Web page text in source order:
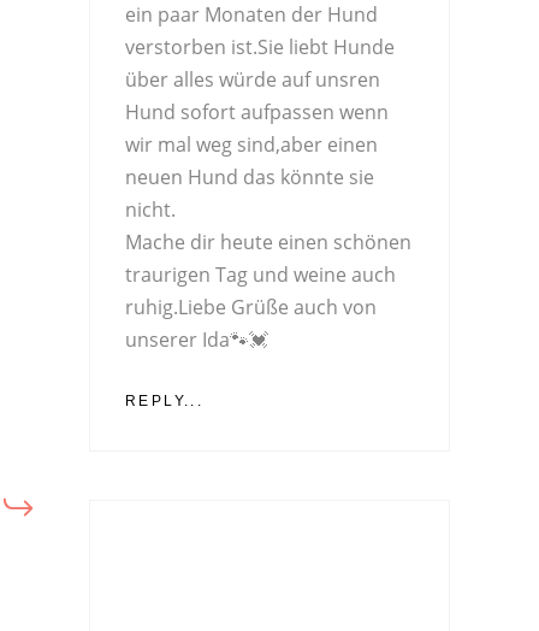
ein paar Monaten der Hund
verstorben ist.Sie liebt Hunde
über alles würde auf unsren
Hund sofort aufpassen wenn
wir mal weg sind,aber einen
neuen Hund das könnte sie
nicht.
Mache dir heute einen schönen
traurigen Tag und weine auch
ruhig.Liebe Grüße auch von
unserer Ida🐾💓
REPLY...